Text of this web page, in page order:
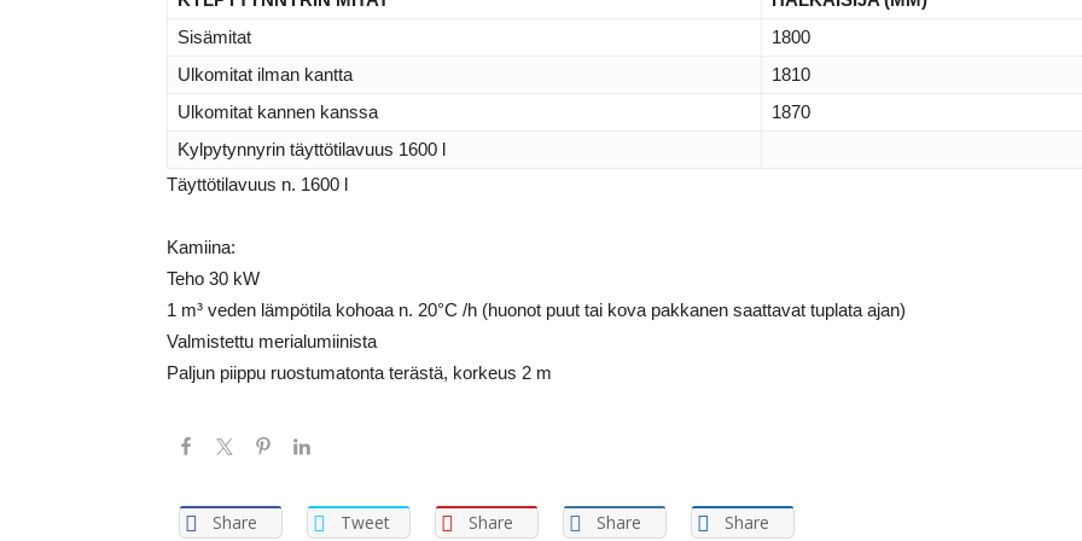
Sisämitat
1800
Ulkomitat ilman kantta
1810
Ulkomitat kannen kanssa
1870
Kylpytynnyrin täyttötilavuus 1600 l
Täyttötilavuus n. 1600 l
Kamiina:
Teho 30 kW
1 m³ veden lämpötila kohoaa n. 20°C /h (huonot puut tai kova pakkanen saattavat tuplata ajan)
Valmistettu merialumiinista
Paljun piippu ruostumatonta terästä, korkeus 2 m
Share Tweet Share Share Share